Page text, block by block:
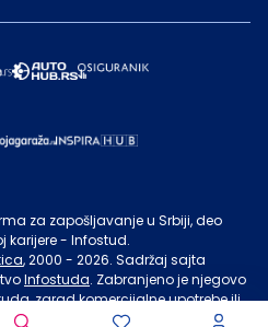
za zapošljavanje u Srbiji, deo
karijere - Infostud.
, 2000 - 2026. Sadržaj sajta
Infostuda. Zabranjeno je njegovo
, zarad komercijalne upotrebe ili
posetilaca sajta.